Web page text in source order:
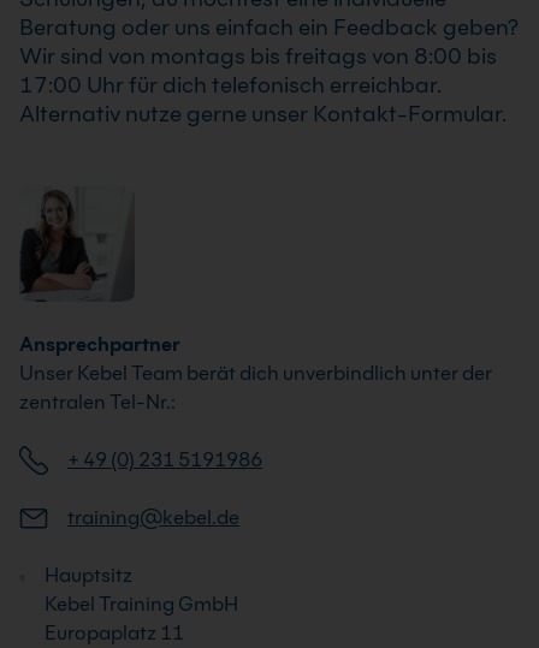
Beratung oder uns einfach ein Feedback geben?
Wir sind von montags bis freitags von 8:00 bis
17:00 Uhr für dich telefonisch erreichbar.
Alternativ nutze gerne unser Kontakt-Formular.
Ansprechpartner
Unser Kebel Team berät dich unverbindlich unter der
zentralen Tel-Nr.:
+ 49 (0) 231 5191986
training@kebel.de
Hauptsitz
Kebel Training GmbH
Europaplatz 11